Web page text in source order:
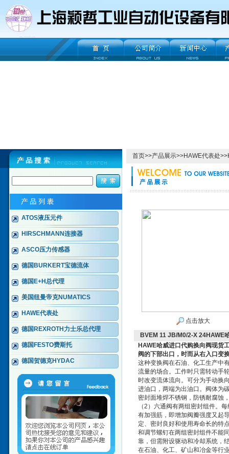
ATOS液压元件
HIRSCHMANN连接器
ASCO压力传感器
德国BURKERT宝德流体
德国E+H总代理
美国纽曼帝克NUMATICS
HAWE代表处
德国REXROTH力士乐总代理
德国FESTO费斯托
德国贺德克HYDAC
首页>>产品展示>>HAWE代表处>>
点击放大
BVEM 11 JB/M0/2-X 24HAWE
HAWE哈威进口代购换向阀现货
阀的下部出口，时而从右入口变
这种变换阀在石油、化工生产中
流量的场合。工作时只需转动手
时改变流体流向。可分为手动换
进油口，两端为出油口。阀体为
密封面堆焊不锈钢，防锈耐腐蚀
（2）六通阀有两组密封组件。
有加强筋，即增加阀瓣强度又起
定、密封良好和使用寿命长的特
和调节螺钉在两组密封组件不能
靠，但需附设驱动和冷却系统，
在石油、化工、矿山和冶金等行